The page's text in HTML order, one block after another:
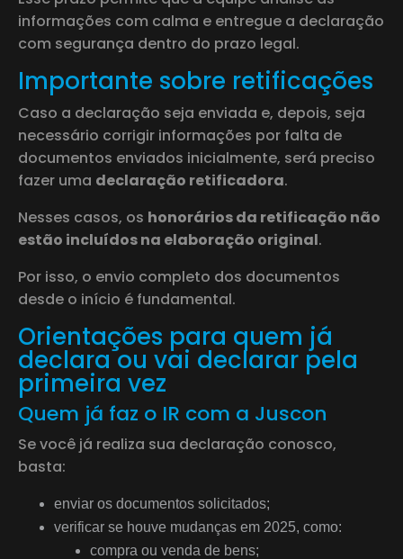
informações com calma e entregue a declaração
com segurança dentro do prazo legal.
Importante sobre retificações
Caso a declaração seja enviada e, depois, seja
necessário corrigir informações por falta de
documentos enviados inicialmente, será preciso
fazer uma declaração retificadora.
Nesses casos, os honorários da retificação não
estão incluídos na elaboração original.
Por isso, o envio completo dos documentos
desde o início é fundamental.
Orientações para quem já
declara ou vai declarar pela
primeira vez
Quem já faz o IR com a Juscon
Se você já realiza sua declaração conosco,
basta:
enviar os documentos solicitados;
verificar se houve mudanças em 2025, como:
compra ou venda de bens;